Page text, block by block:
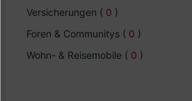
Versicherungen ( 0 )
Foren & Communitys ( 0 )
Wohn- & Reisemobile ( 0 )